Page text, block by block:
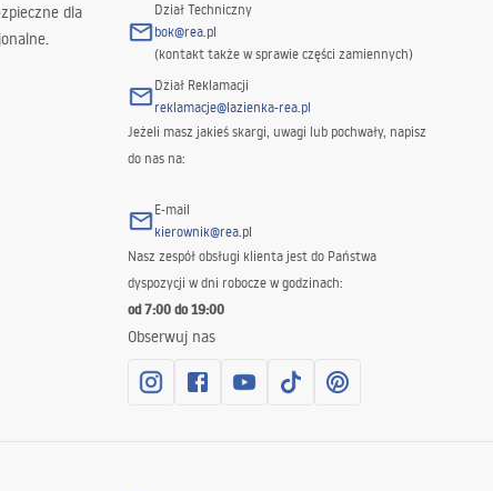
dla
Dział Techniczny
bok@rea.pl
(kontakt także w sprawie części zamiennych)
Dział Reklamacji
reklamacje@lazienka-rea.pl
Jeżeli masz jakieś skargi, uwagi lub pochwały, napisz
do nas na:
E-mail
kierownik@rea.pl
Nasz zespół obsługi klienta jest do Państwa
dyspozycji w dni robocze w godzinach:
od 7:00 do 19:00
Obserwuj nas